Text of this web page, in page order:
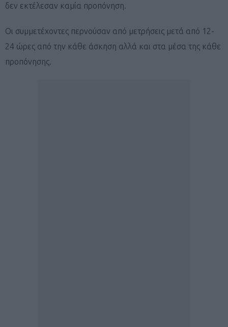
δεν εκτέλεσαν καμία προπόνηση.
Οι συμμετέχοντες περνούσαν από μετρήσεις μετά από 12-
24 ώρες από την κάθε άσκηση αλλά και στα μέσα της κάθε
προπόνησης.